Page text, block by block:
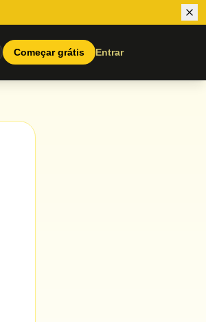
Começar grátis Entrar